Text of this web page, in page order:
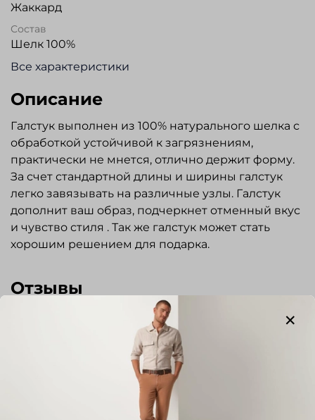
Жаккард
Состав
Шелк 100%
Все характеристики
Описание
Галстук выполнен из 100% натурального шелка с
обработкой устойчивой к загрязнениям,
практически не мнется, отлично держит форму.
За счет стандартной длины и ширины галстук
легко завязывать на различные узлы. Галстук
дополнит ваш образ, подчеркнет отменный вкус
и чувство стиля . Так же галстук может стать
хорошим решением для подарка.
Отзывы
Отзывов еще никто не оставлял